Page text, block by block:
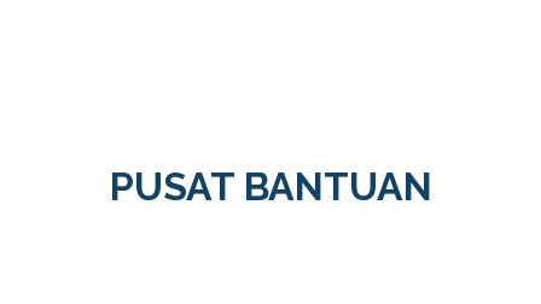
PUSAT BANTUAN